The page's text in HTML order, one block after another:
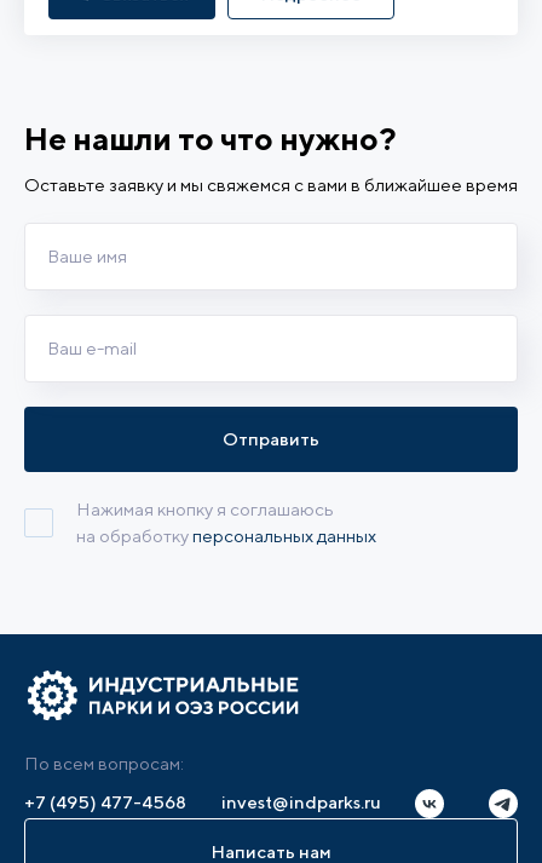
Не нашли то что нужно?
Оставьте заявку и мы свяжемся с вами в ближайшее время
Нажимая кнопку я соглашаюсь
на обработкуперсональных данных
Отправить
По всем вопросам:
+7 (495) 477-4568
invest@indparks.ru
Написать нам